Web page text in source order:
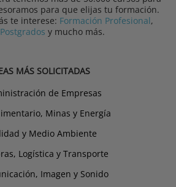
para que elijas tu formación.
te interese: Formación Profesional,
Postgrados y mucho más.
MÁS SOLICITADAS
de Empresas
Minas y Energía
y Medio Ambiente
Logística y Transporte
Imagen y Sonido